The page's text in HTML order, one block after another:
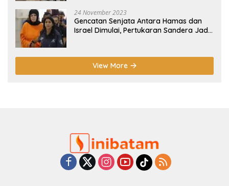
24 November 2023
Gencatan Senjata Antara Hamas dan
Israel Dimulai, Pertukaran Sandera Jadi
View More